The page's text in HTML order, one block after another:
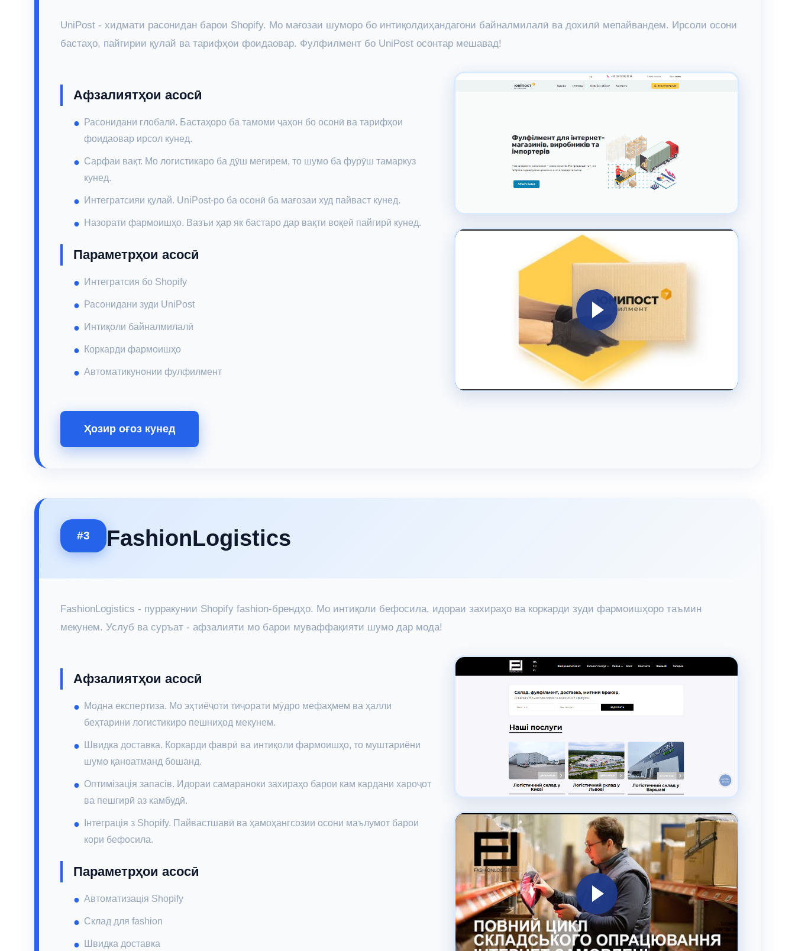
UniPost - хидмати расонидан барои Shopify. Мо мағозаи шуморо бо интиқолдиҳандагони байналмилалӣ ва дохилӣ мепайвандем. Ирсоли осони
бастаҳо, пайгирии қулай ва тарифҳои фоидаовар. Фулфилмент бо UniPost осонтар мешавад!
Афзалиятҳои асосӣ
Расонидани глобалӣ. Бастаҳоро ба тамоми ҷаҳон бо осонӣ ва тарифҳои
фоидаовар ирсол кунед.
Сарфаи вақт. Мо логистикаро ба дӯш мегирем, то шумо ба фурӯш тамаркуз
кунед.
Интегратсияи қулай. UniPost-ро ба осонӣ ба мағозаи худ пайваст кунед.
Назорати фармоишҳо. Вазъи ҳар як бастаро дар вақти воқеӣ пайгирӣ кунед.
Параметрҳои асосӣ
Интегратсия бо Shopify
Расонидани зуди UniPost
Интиқоли байналмилалӣ
Коркарди фармоишҳо
Автоматикунонии фулфилмент
Ҳозир оғоз кунед
#3 FashionLogistics
FashionLogistics - пурракунии Shopify fashion-брендҳо. Мо интиқоли бефосила, идораи захираҳо ва коркарди зуди фармоишҳоро таъмин
мекунем. Услуб ва суръат - афзалияти мо барои муваффақияти шумо дар мода!
Афзалиятҳои асосӣ
Модна експертиза. Мо эҳтиёҷоти тиҷорати мӯдро мефаҳмем ва ҳалли
беҳтарини логистикиро пешниҳод мекунем.
Швидка доставка. Коркарди фаврӣ ва интиқоли фармоишҳо, то муштариёни
шумо қаноатманд бошанд.
Оптимізація запасів. Идораи самараноки захираҳо барои кам кардани хароҷот
ва пешгирӣ аз камбудӣ.
Інтеграція з Shopify. Пайвастшавӣ ва ҳамоҳангсозии осони маълумот барои
кори бефосила.
Параметрҳои асосӣ
Автоматизація Shopify
Склад для fashion
Швидка доставка